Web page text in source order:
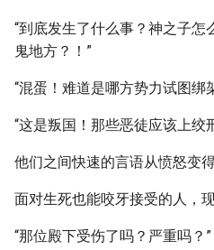
“到底发生了什么事？神之子怎
鬼地方？！”
“混蛋！难道是哪方势力试图绑
“这是叛国！那些恶徒应该上绞
他们之间快速的言语从愤怒变得
面对生死也能咬牙接受的人，
“那位殿下受伤了吗？严重吗？”